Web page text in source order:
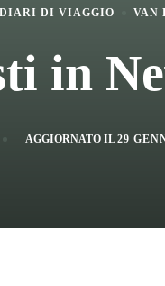
DIARI DI VIAGGIO VAN
in
AGGIORNATO IL29